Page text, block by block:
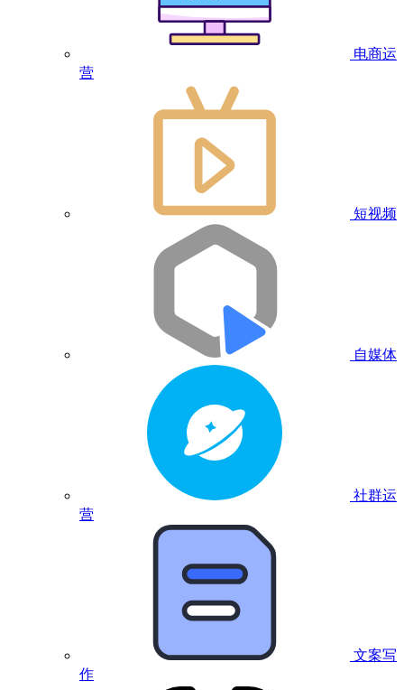
电商运
营
短视频
自媒体
社群运
营
文案写
作